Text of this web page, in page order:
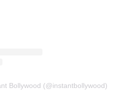
Bollywood (@instantbollywood)